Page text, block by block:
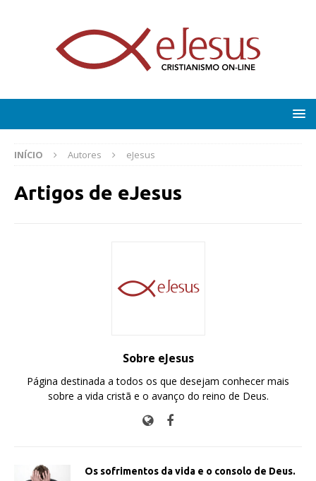
INÍCIO Autores eJesus
Artigos de eJesus
Sobre eJesus
Página destinada a todos os que desejam conhecer mais
sobre a vida cristã e o avanço do reino de Deus.
Os sofrimentos da vida e o consolo de Deus.